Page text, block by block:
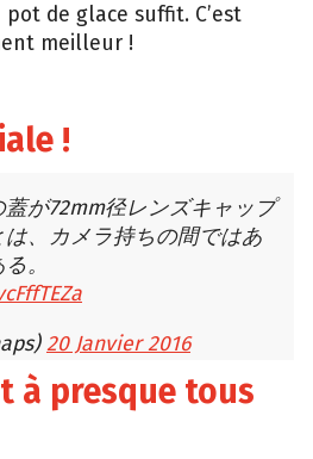
de glace suffit. C’est
meilleur !
!
が72mm径レンズキャップ
、カメラ持ちの間ではあ
。
20 Janvier 2016
à presque tous